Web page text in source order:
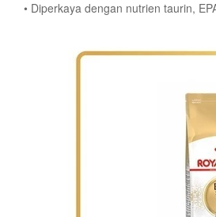
• Diperkaya dengan nutrien taurin,